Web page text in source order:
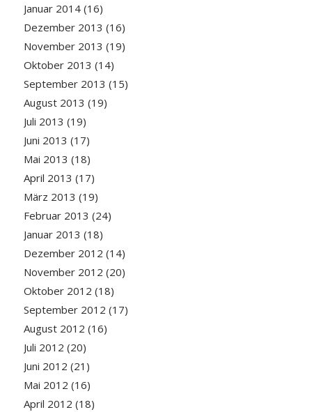
Januar 2014(16)
Dezember 2013 (16)
November 2013 (19)
Oktober 2013 (14)
September 2013 (15)
August 2013 (19)
Juli 2013 (19)
Juni 2013 (17)
Mai 2013 (18)
April 2013 (17)
März 2013 (19)
Februar 2013 (24)
Januar 2013 (18)
Dezember 2012 (14)
November 2012 (20)
Oktober 2012 (18)
September 2012 (17)
August 2012 (16)
Juli 2012 (20)
Juni 2012 (21)
Mai 2012 (16)
April 2012 (18)